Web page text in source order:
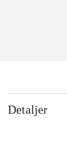
Detaljer